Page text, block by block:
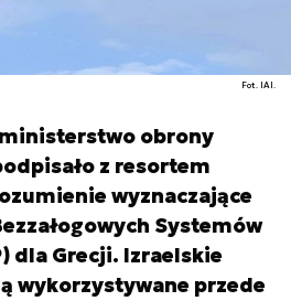
Fot. IAI.
obrony
z resortem
wyznaczające
Systemów
dla Grecji. Izraelskie
wykorzystywane przede